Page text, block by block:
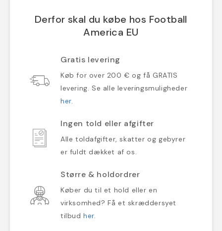
Derfor skal du købe hos Football
America EU
Gratis levering
Køb for over 200 € og få GRATIS
levering. Se alle leveringsmuligheder
her.
Ingen told eller afgifter
Alle toldafgifter, skatter og gebyrer
er fuldt dækket af os.
Større & holdordrer
Køber du til et hold eller en
virksomhed? Få et skræddersyet
tilbudher.